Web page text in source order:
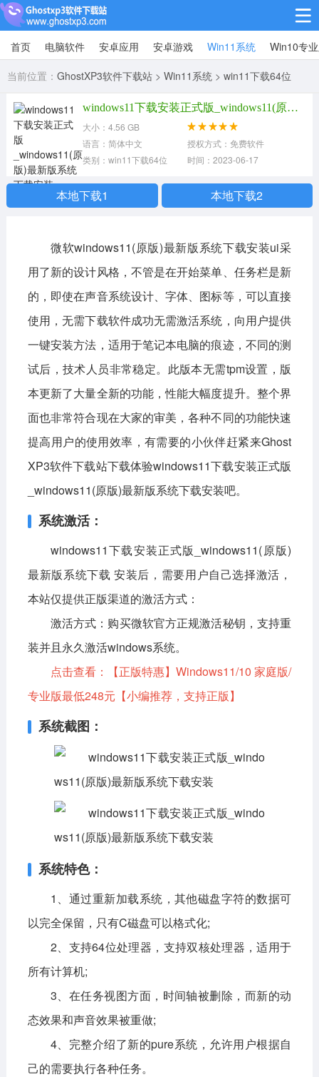
Win10专业版
Win10纯净版
Win11系统
win11下载64位 win11下载32位
安卓游戏
动作射击 经营策略 体育竞技
角色扮演 棋牌桌游
影音播放 系统工具 社交通讯
主题美化 新闻阅读 摄影图像
生活实用 运动健康
电脑软件
安全软件
编程开发 教育教学
首页 电脑软件 安卓应用 安卓游戏 Win11系统 Win10专
当前位置： GhostXP3软件下载站 > Win11系统 > win11下载64位
windows11下载安装正式版_windows11(原版)最新版系统下载安装
大小：4.56 GB
语言：简体中文
授权方式：免费软件
类别：win11下载64位
时间：2023-06-17
本地下载1 本地下载2
微软windows11(原版)最新版系统下载安装ui采
用了新的设计风格，不管是在开始菜单、任务栏是新
的，即使在声音系统设计、字体、图标等，可以直接
使用，无需下载软件成功无需激活系统，向用户提供
一键安装方法，适用于笔记本电脑的痕迹，不同的测
试后，技术人员非常稳定。此版本无需tpm设置，版
本更新了大量全新的功能，性能大幅度提升。整个界
面也非常符合现在大家的审美，各种不同的功能快速
提高用户的使用效率，有需要的小伙伴赶紧来Ghost
XP3软件下载站下载体验windows11下载安装正式版
_windows11(原版)最新版系统下载安装吧。
系统激活：
windows11下载安装正式版_windows11(原版)
最新版系统下载 安装后，需要用户自己选择激活，
本站仅提供正版渠道的激活方式：
激活方式： 购买微软官方正规激活秘钥，支持重
装并且永久激活windows系统。
点击查看：
【正版特惠】Windows11/10 家庭版/
专业版最低248元 【小编推荐，支持正版】
系统截图：
系统特色：
1、通过重新加载系统，其他磁盘字符的数据可
以完全保留，只有C磁盘可以格式化;
2、支持64位处理器，支持双核处理器，适用于
所有计算机;
3、在任务视图方面，时间轴被删除，而新的动
态效果和声音效果被重做;
4、完整介绍了新的pure系统，允许用户根据自
己的需要执行各种任务。